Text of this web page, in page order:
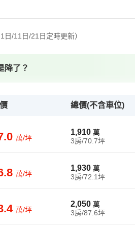
/11日/21日定時更新）
降了？
總價(不含車位)
萬/坪
1,910 萬
3房/70.7坪
萬/坪
1,930 萬
3房/72.1坪
萬/坪
2,050 萬
3房/87.6坪